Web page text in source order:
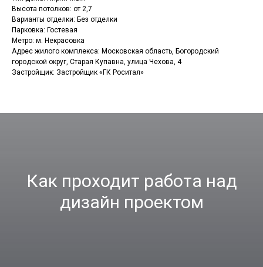
Высота потолков: от 2,7
Варианты отделки: Без отделки
Парковка: Гостевая
Метро: м. Некрасовка
Адрес жилого комплекса: Московская область, Богородский
городской округ, Старая Купавна, улица Чехова, 4
Застройщик: Застройщик «ГК Роситал»
Как проходит работа над
дизайн проектом